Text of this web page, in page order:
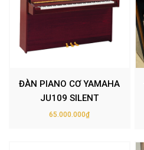
ĐÀN PIANO CƠ YAMAHA
JU109 SILENT
65.000.000₫